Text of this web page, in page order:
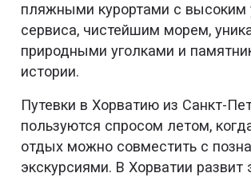
пляжными курортами с высоким
сервиса, чистейшим морем,
природными уголками и
истории.
Путевки в Хорватию из Санкт-
пользуются спросом летом,
отдых можно совместить с
экскурсиями. В Хорватии развит